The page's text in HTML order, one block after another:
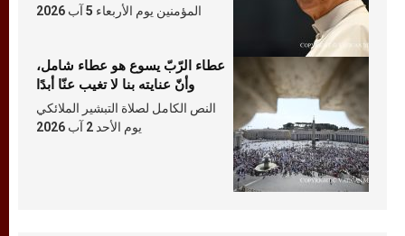
المؤمنين يوم الأربعاء 5 آب 2026
عطاء الرّبّ يسوع هو عطاء شامل،
وأنّ عنايته بنا لا تغيب عنّا أبدًا
النص الكامل لصلاة التبشير الملائكي
يوم الأحد 2 آب 2026